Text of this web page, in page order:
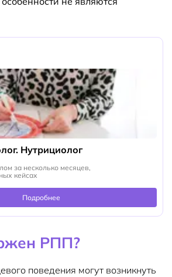
Нутрициолог
за несколько месяцев,
кейсах
Подробнее
РПП?
поведения могут возникнуть